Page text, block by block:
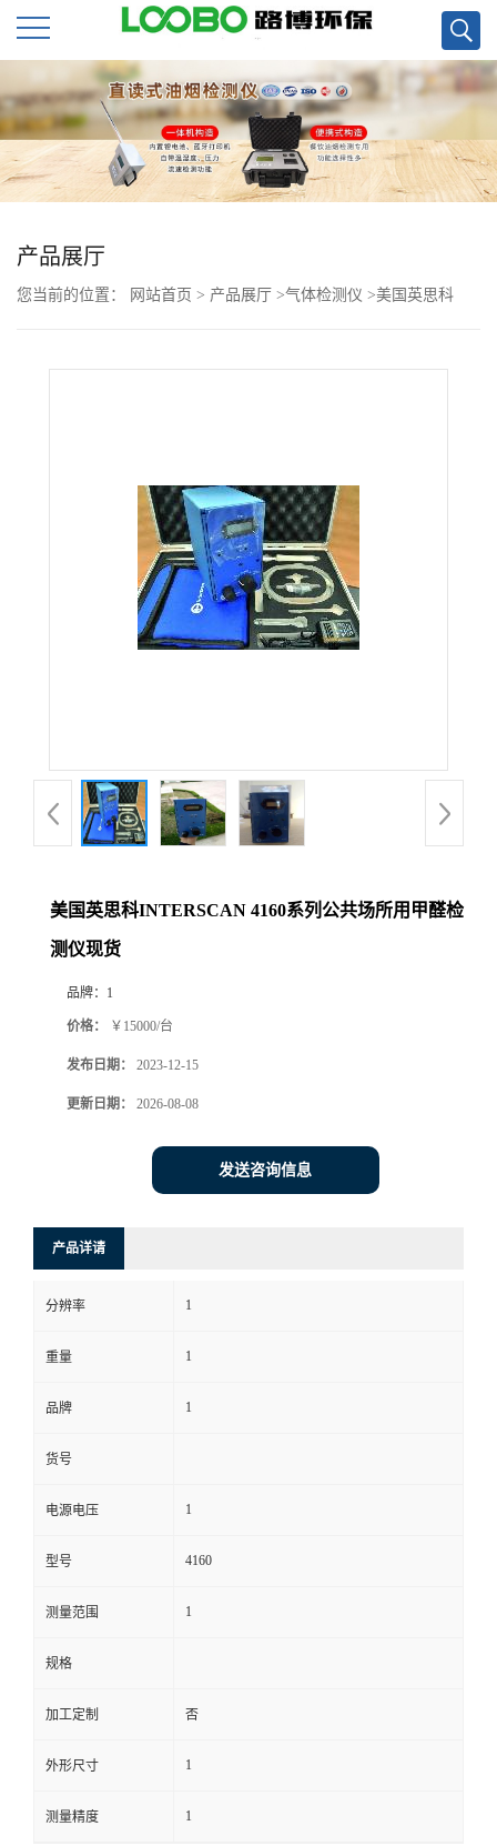
公
司
首
页
公
品
厅
系
方
式
产品展厅
您当前的位置： 网站首页 > 产品展厅 >气体检测仪 >美国英思科
美国英思科INTERSCAN 4160系列公共场所用甲醛检
测仪现货
品牌： 1
价格： ￥15000/台
发布日期： 2023-12-15
更新日期： 2026-08-08
发送咨询信息
产品详请
分辨率 1
重量 1
品牌 1
货号
电源电压 1
型号 4160
测量范围 1
规格
加工定制 否
外形尺寸 1
测量精度 1